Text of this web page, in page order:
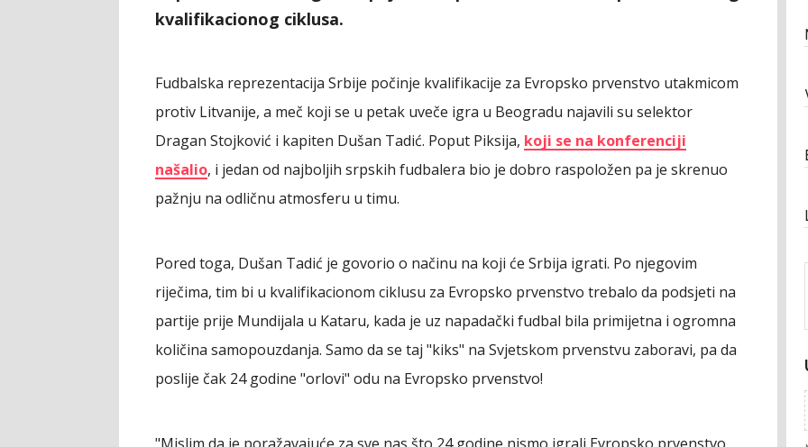
kvalifikacionog ciklusa.
Fudbalska reprezentacija Srbije počinje kvalifikacije za Evropsko prvenstvo utakmicom
protiv Litvanije, a meč koji se u petak uveče igra u Beogradu najavili su selektor
Dragan Stojković i kapiten Dušan Tadić. Poput Piksija, koji se na konferenciji
našalio, i jedan od najboljih srpskih fudbalera bio je dobro raspoložen pa je skrenuo
pažnju na odličnu atmosferu u timu.
Pored toga, Dušan Tadić je govorio o načinu na koji će Srbija igrati. Po njegovim
riječima, tim bi u kvalifikacionom ciklusu za Evropsko prvenstvo trebalo da podsjeti na
partije prije Mundijala u Kataru, kada je uz napadački fudbal bila primijetna i ogromna
količina samopouzdanja. Samo da se taj "kiks" na Svjetskom prvenstvu zaboravi, pa da
poslije čak 24 godine "orlovi" odu na Evropsko prvenstvo!